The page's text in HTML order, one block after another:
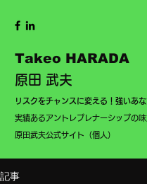
Takeo
原田 武夫
リスクをチャンスに変える！強いあ
実績あるアントレプレナーシップの
​ ​原田武夫公式サイト（個人）
記事